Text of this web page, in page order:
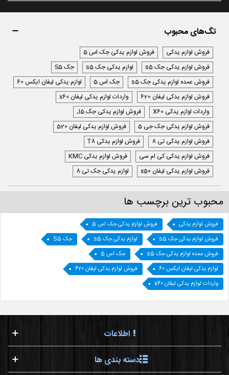
تگ‌های محبوب
فروش لوازم یدکی
فروش لوازم یدکی جک اس 5
فروش لوازم یدکی جک s5
لوازم یدکی جک s5
جک S5
فروش عمده لوازم یدکی جک s5
جک اس 5
لوازم یدکی لیفان ایکس 60
فروش لوازم یدکی لیفان 620
واردات لوازم یدکی لیفان x60
واردات لوازم یدکی X60
فروش لوازم یدکی جک J5
فروش لوازم یدکی جک جی 5
فروش لوازم یدکی لیفان 520
فروش لوازم یدکی تی 8
فروش لوازم یدکی T8
فروش لوازم یدکی کی ام سی
فروش لوازم یدکی KMC
فروش لوازم یدکی لیفان x50
لوازم یدکی جک تی 8
محبوب ترین برچسب ها
فروش لوازم یدکی
فروش لوازم یدکی جک اس 5
فروش لوازم یدکی جک s5
لوازم یدکی جک s5
جک S5
فروش عمده لوازم یدکی جک s5
جک اس 5
لوازم یدکی لیفان ایکس 60
فروش لوازم یدکی لیفان 620
واردات لوازم یدکی لیفان x60
اطلاعات
دسته بندی ها